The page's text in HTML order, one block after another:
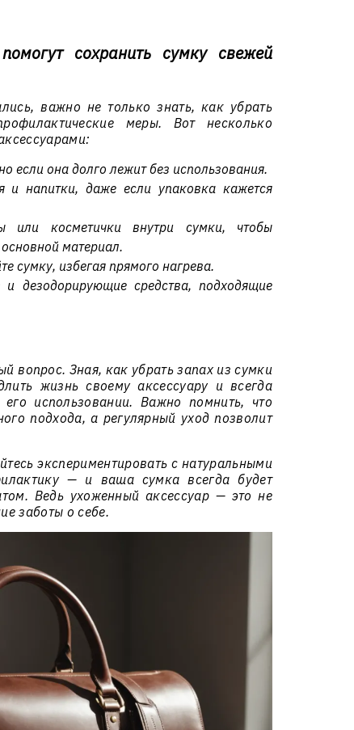
сохранить сумку свежей
важно не только знать, как убрать
меры. Вот несколько
если она долго лежит без использования.
и напитки, даже если упаковка кажется
или косметички внутри сумки, чтобы
материал.
сумку, избегая прямого нагрева.
дезодорирующие средства, подходящие
вопрос. Зная, как убрать запах из сумки
жизнь своему аксессуару и всегда
использовании. Важно помнить, что
подхода, а регулярный уход позволит
экспериментировать с натуральными
— и ваша сумка всегда будет
Ведь ухоженный аксессуар — это не
заботы о себе.